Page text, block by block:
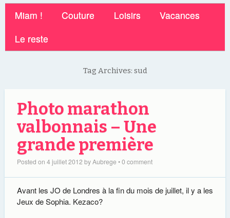
Miam ! Couture Loisirs
Vacances
Le reste
Tag Archives: sud
Photo marathon
valbonnais – Une
grande première
Posted on 4 juillet 2012 byAubrege •0 comment
Avant les JO de Londres à la fin du mois de juillet, il y a les
Jeux de Sophia. Kezaco?